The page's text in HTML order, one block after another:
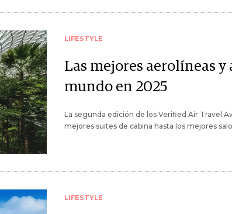
LIFESTYLE
Las mejores aerolíneas
mundo en 2025
La segunda edición de los Verified Air Travel
mejores suites de cabina hasta los mejores
LIFESTYLE